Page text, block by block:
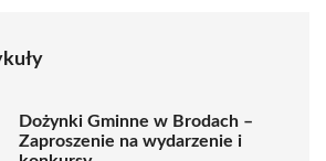
Dożynki Gminne w Brodach –
Zaproszenie na wydarzenie i